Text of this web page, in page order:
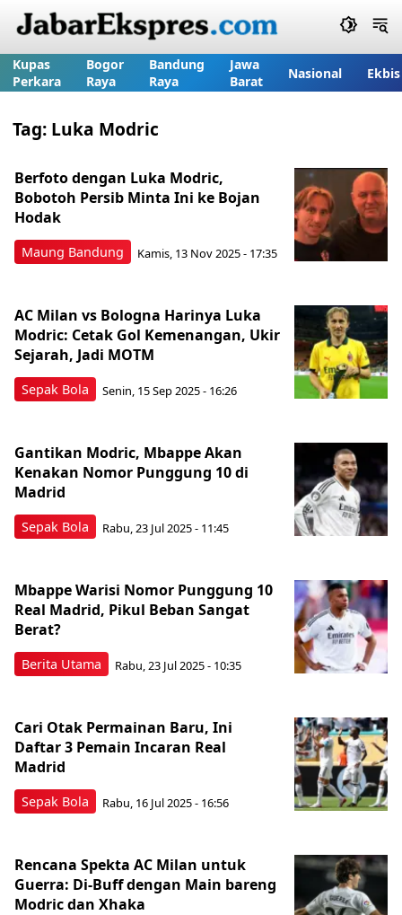
Kupas
Perkara
Bogor
Raya
Bandung
Raya
Jawa
Barat
Nasional Ekbis
Tag: Luka Modric
Maung Bandung
Berfoto dengan Luka Modric,
Bobotoh Persib Minta Ini ke Bojan
Hodak
Kamis, 13 Nov 2025 - 17:35
Sepak Bola
AC Milan vs Bologna Harinya Luka
Modric: Cetak Gol Kemenangan, Ukir
Sejarah, Jadi MOTM
Senin, 15 Sep 2025 - 16:26
Sepak Bola
Gantikan Modric, Mbappe Akan
Kenakan Nomor Punggung 10 di
Madrid
Rabu, 23 Jul 2025 - 11:45
Berita Utama
Mbappe Warisi Nomor Punggung 10
Real Madrid, Pikul Beban Sangat
Berat?
Rabu, 23 Jul 2025 - 10:35
Sepak Bola
Cari Otak Permainan Baru, Ini
Daftar 3 Pemain Incaran Real
Madrid
Rabu, 16 Jul 2025 - 16:56
Rencana Spekta AC Milan untuk
Guerra: Di-Buff dengan Main bareng
Modric dan Xhaka